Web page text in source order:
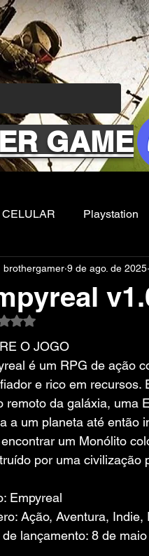
GAME
CELULAR Playstation
Sobre nos Filmes e
brothergamer 9 de ago. de 2025
Avaliado com NaN de 5 estrelas.
O JOGO
é um RPG de ação
e rico em recursos.
remoto da galáxia, uma
a um planeta até então
um Monólito
por uma civilização
Empyreal
Ação, Aventura, Indie,
de lançamento: 8 de